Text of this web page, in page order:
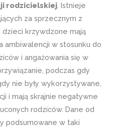
rodzicielskiej . Istnieje
za sprzecznym z
dzieci krzywdzone mają
ambiwalencji w stosunku do
i angażowania się w
podczas gdy
nie były wykorzystywane,
i mają skrajnie negatywne
rodziców. Dane od
podsumowane w taki